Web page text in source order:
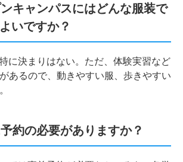
キャンパスにはどんな服装で
いですか？
に決まりはない。ただ、体験実習など
あるので、動きやすい服、歩きやすい
約の必要がありますか？